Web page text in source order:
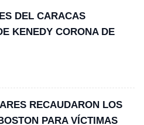
DEL CARACAS
KENEDY CORONA DE
RECAUDARON LOS
PARA VÍCTIMAS